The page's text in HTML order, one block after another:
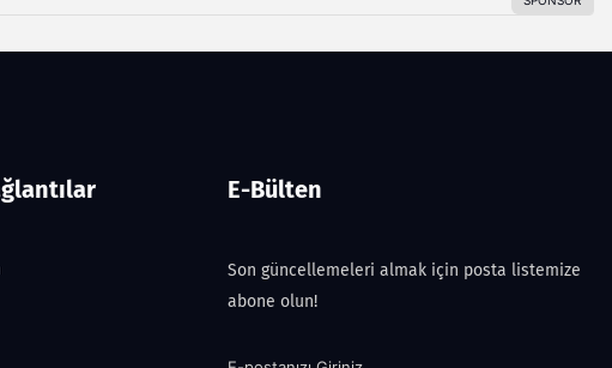
E-Bülten
Son güncellemeleri almak için posta listemize
abone olun!